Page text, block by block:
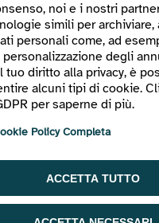
Qualità e la Sicurezza
Cloud
AI
noi e i nostri
simili per archiviare,
personali come, ad
degli
tuo diritto alla privacy, è
alcuni tipi di cookie.
per saperne di più.
Policy Completa
ACCETTA TUTTO